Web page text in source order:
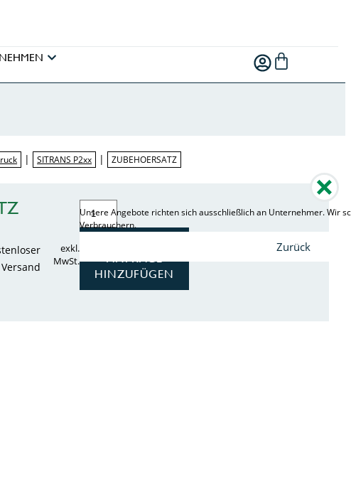
| SITRANS P2xx | ZUBEHOERSATZ
Versand
exkl.
MwSt.
ANFRAGE
HINZUFÜGEN
Unsere Angebote richten sich ausschließlich an Unternehmer. Wir
Verbrauchern.
Zurück